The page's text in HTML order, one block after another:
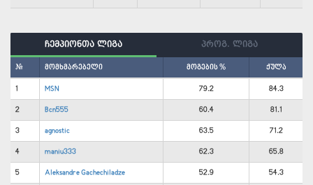
ჩემპიონთა ლიგა პროგ. ლიგა
# მომხმარებელი მოგების % ქულა
1 MSN 79.2 84.3
2 Bcn555 60.4 81.1
3 agnostic 63.5 71.2
4 maniu333 62.3 65.8
5 Aleksandre Gachechiladze 52.9 54.3